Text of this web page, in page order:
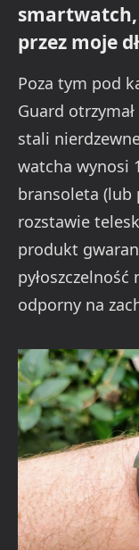
smartwatch,
przez moje
Poza tym pod
Guard
stali
watcha wynosi
bransoleta (lub
rozstawie
produkt
odporny na